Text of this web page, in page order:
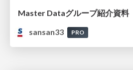
Master Dataグループ紹介資料
sansan33
PRO